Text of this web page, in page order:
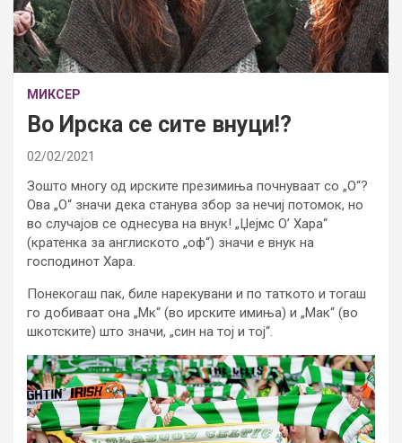
МИКСЕР
Во Ирска се сите внуци!?
02/02/2021
Зошто многу од ирските презимиња почнуваат со „О“?
Ова „О“ значи дека станува збор за нечиј потомок, но
во случајов се однесува на внук! „Џејмс О’ Хара“
(кратенка за англиското „оф“) значи е внук на
господинот Хара.
Понекогаш пак, биле нарекувани и по таткото и тогаш
го добиваат она „Мк“ (во ирските имиња) и „Мак“ (во
шкотските) што значи, „син на тој и тој“.